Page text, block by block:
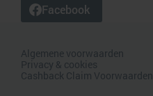
Facebook
Algemene voorwaarden
Privacy & cookies
Cashback Claim Voorwaarden